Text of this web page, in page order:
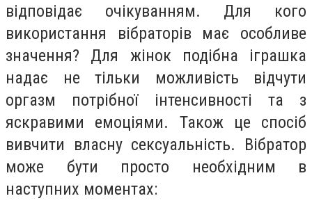
відповідає очікуванням. Для кого
використання вібраторів має особливе
значення? Для жінок подібна іграшка
надає не тільки можливість відчути
оргазм потрібної інтенсивності та з
яскравими емоціями. Також це спосіб
вивчити власну сексуальність. Вібратор
може бути просто необхідним в
наступних моментах: